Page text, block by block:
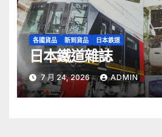
各國貨品 新到貨品 日本鉄道
日本鐵道雜誌
7 月 24, 2026 ADMIN